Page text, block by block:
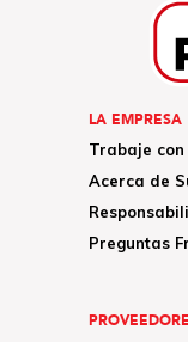
LA EMPRESA
Trabaje
Acerca de
Preguntas